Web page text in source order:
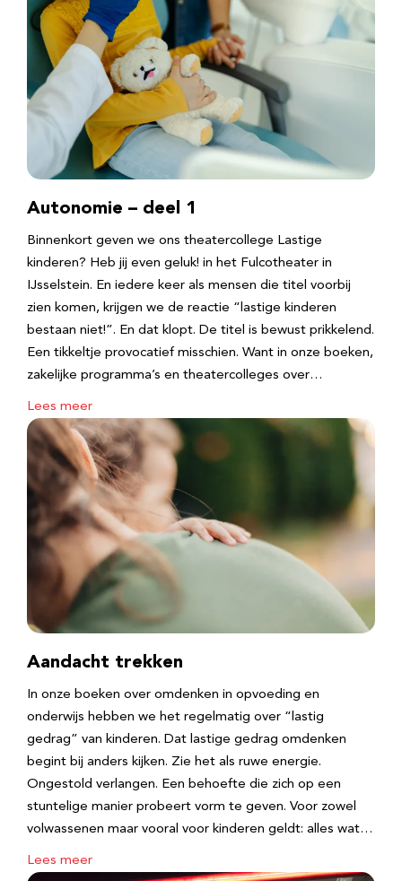
Autonomie – deel 1
Binnenkort geven we ons theatercollege Lastige
kinderen? Heb jij even geluk! in het Fulcotheater in
IJsselstein. En iedere keer als mensen die titel voorbij
zien komen, krijgen we de reactie “lastige kinderen
bestaan niet!”. En dat klopt. De titel is bewust prikkelend.
Een tikkeltje provocatief misschien. Want in onze boeken,
zakelijke programma’s en theatercolleges over…
Lees meer
Aandacht trekken
In onze boeken over omdenken in opvoeding en
onderwijs hebben we het regelmatig over “lastig
gedrag” van kinderen. Dat lastige gedrag omdenken
begint bij anders kijken. Zie het als ruwe energie.
Ongestold verlangen. Een behoefte die zich op een
stuntelige manier probeert vorm te geven. Voor zowel
volwassenen maar vooral voor kinderen geldt: alles wat…
Lees meer